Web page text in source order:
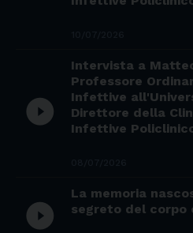
play_circle_filled
Intervista a
Professore
Infettive
Direttore della
Infettive
play_circle_filled
La memoria
segreto del corpo